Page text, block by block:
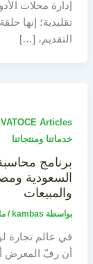
إدارة محلات
تقليدية؛ إنها
التقديم، […]
VATOCE Articles
خدماتنا ومنتجاتنا
برنامج
السعودية
والمبيعات
بواسطة kambas
/
في عالم تجارة
أن رفّ المعرض